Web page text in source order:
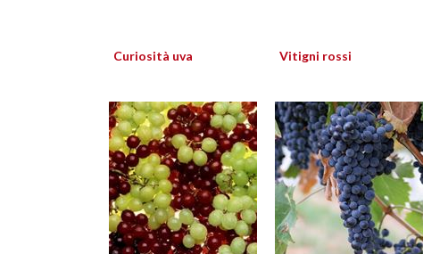
Curiosità uva Vitigni rossi